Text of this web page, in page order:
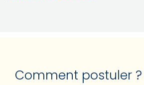
Comment postuler ?